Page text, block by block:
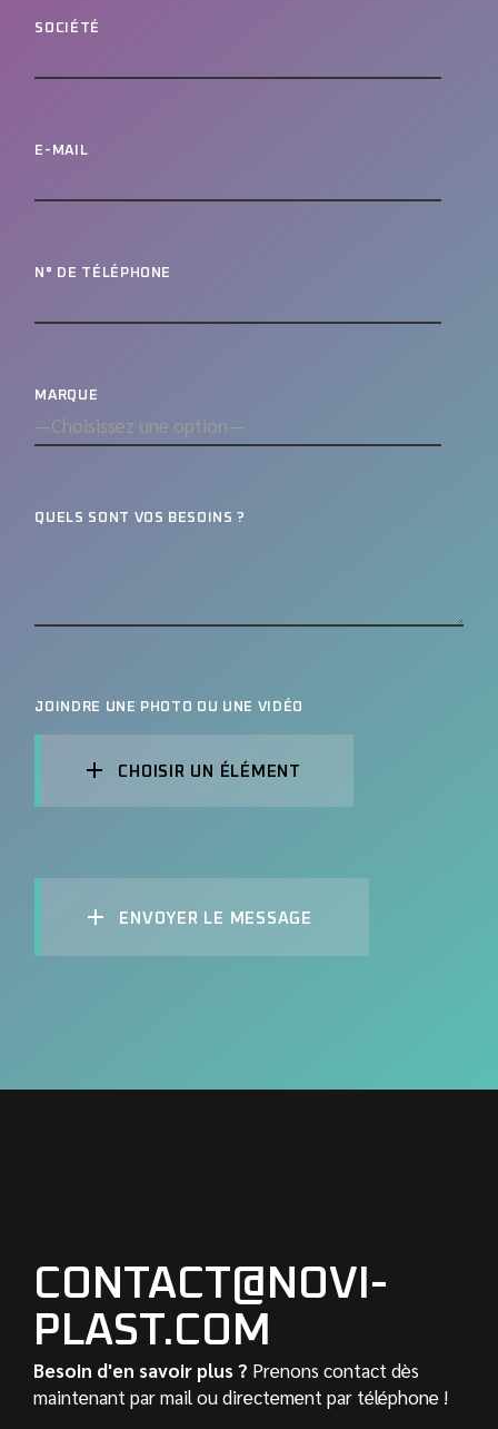
SOCIÉTÉ
E-MAIL
N° DE TÉLÉPHONE
MARQUE
QUELS SONT VOS BESOINS ?
JOINDRE UNE PHOTO OU UNE VIDÉO
CHOISIR UN ÉLÉMENT
ENVOYER LE MESSAGE
CONTACT@NOVI-
PLAST.COM
Besoin d'en savoir plus ? Prenons contact dès
maintenant par mail ou directement par téléphone !